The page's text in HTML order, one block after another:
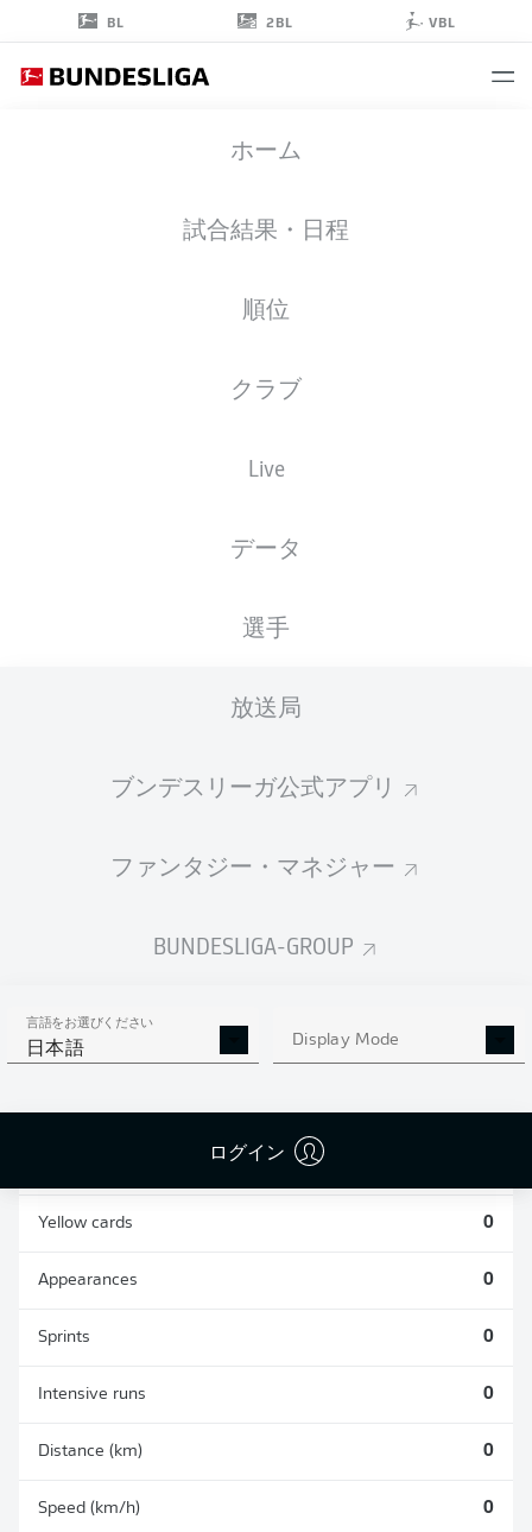
BL 2BL VBL
ホーム
試合結果・日程
順位
クラブ
Live
データ
選手
放送局
ブンデスリーガ公式アプリ
ファンタジー・マネジャー
BUNDESLIGA-GROUP
言語をお選びください
日本語 Display Mode
ログイン
19.07.2002
2026/2027
統計 シーズン 2026/2027
AERIAL DUELS
WON
Yellow cards 0
Appearances 0
Sprints 0
Intensive runs 0
Distance (km) 0
Speed (km/h) 0